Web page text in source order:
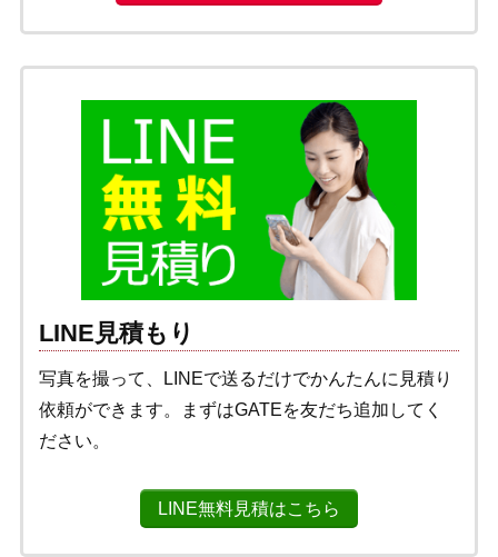
LINE見積もり
写真を撮って、LINEで送るだけでかんたんに見積り
依頼ができます。まずはGATEを友だち追加してく
ださい。
LINE無料見積はこちら